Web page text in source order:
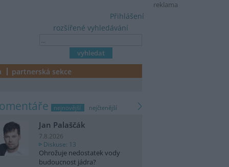
reklama
rozšířené vyhledávání
Přihlášení
partnerská sekce
nejnovější nejčtenější
Jan Palaščák
7.8.2026
Diskuse: 13
Ohrožuje nedostatek vody
budoucnost jádra?